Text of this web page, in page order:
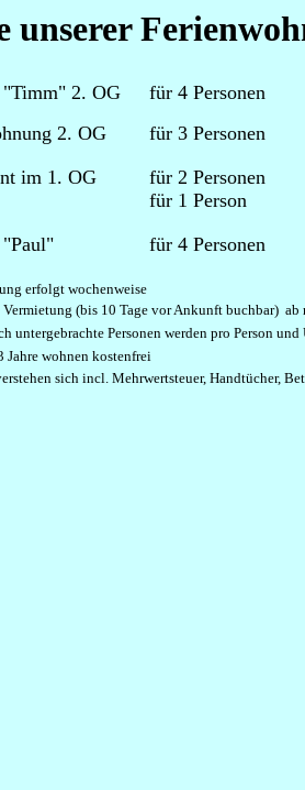
"Timm" 2. OG
für 4 Personen
2. OG
für 3 Personen
im 1. OG
für 2 Personen
für 1 Person
für 4 Personen
erfolgt wochenweise
(bis 10 Tage vor Ankunft buchbar) ab
untergebrachte Personen werden pro Person
Jahre wohnen kostenfrei
sich incl. Mehrwertsteuer, Handtücher,